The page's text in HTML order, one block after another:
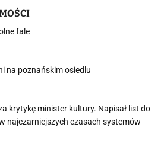
fale
na poznańskim osiedlu
krytykę minister kultury. Napisał list do
najczarniejszych czasach systemów